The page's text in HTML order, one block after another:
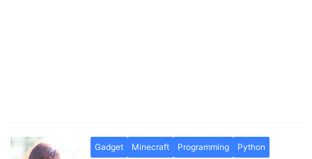
Gadget Minecraft Programming Python